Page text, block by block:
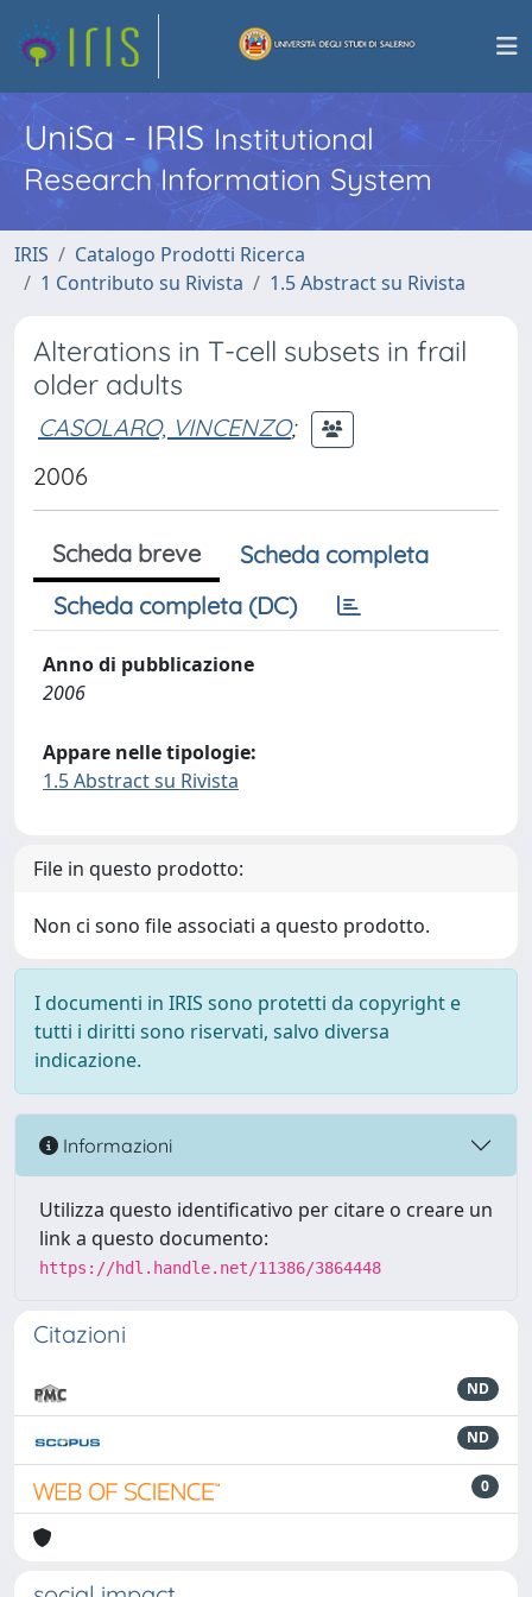
UniSa - IRISInstitutional
Research Information System
IRIS
Catalogo Prodotti Ricerca
1 Contributo su Rivista
1.5 Abstract su Rivista
Alterations in T-cell subsets in frail
older adults
CASOLARO, VINCENZO;
2006
Scheda breve
Scheda completa
Scheda completa (DC)
Anno di pubblicazione
2006
Appare nelle tipologie:
1.5 Abstract su Rivista
File in questo prodotto:
Non ci sono file associati a questo prodotto.
I documenti in IRIS sono protetti da copyright e
tutti i diritti sono riservati, salvo diversa
indicazione.
Informazioni
Utilizza questo identificativo per citare o creare un
link a questo documento:
https://hdl.handle.net/11386/3864448
Citazioni
ND
ND
0